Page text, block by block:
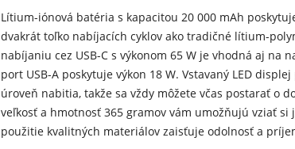
Lítium-iónová batéria s kapacitou 20 000 mAh
dvakrát toľko nabíjacích cyklov ako tradičné lítium-
nabíjaniu cez USB-C s výkonom 65 W je vhodná aj na
port USB-A poskytuje výkon 18 W. Vstavaný LED
úroveň nabitia, takže sa vždy môžete včas postarať o
veľkosť a hmotnosť 365 gramov vám umožňujú vziať si
použitie kvalitných materiálov zaisťuje odolnosť a